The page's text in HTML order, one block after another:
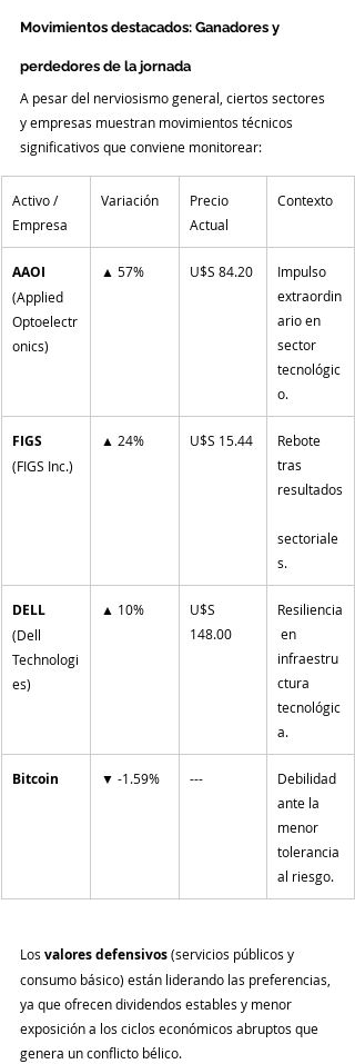
Movimientos destacados: Ganadores y
perdedores de la jornada
A pesar del nerviosismo general, ciertos sectores
y empresas muestran movimientos técnicos
significativos que conviene monitorear:
Activo /
Empresa
Variación
Precio
Actual
Contexto
AAOI
(Applied
Optoelectr
onics)
▲ 57% U$S 84.20
Impulso
extraordin
ario en
sector
tecnológic
o.
FIGS
(FIGS Inc.)
▲ 24% U$S 15.44
Rebote
tras
resultados
sectoriale
s.
DELL
(Dell
Technologi
es)
▲ 10%
U$S
148.00
Resiliencia
en
infraestru
ctura
tecnológic
a.
Bitcoin ▼ -1.59% ---
Debilidad
ante la
menor
tolerancia
al riesgo.
Los valores defensivos (servicios públicos y
consumo básico) están liderando las preferencias,
ya que ofrecen dividendos estables y menor
exposición a los ciclos económicos abruptos que
genera un conflicto bélico.